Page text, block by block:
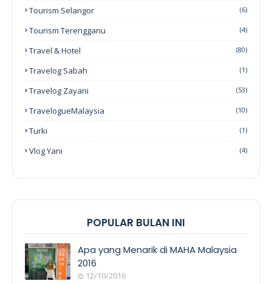
Tourism Selangor (6)
Tourism Terengganu (4)
Travel & Hotel (80)
Travelog Sabah (1)
Travelog Zayani (53)
TravelogueMalaysia (10)
Turki (1)
Vlog Yani (4)
POPULAR BULAN INI
Apa yang Menarik di MAHA Malaysia
2016
12/10/2016